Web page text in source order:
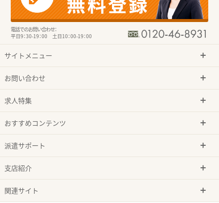
電話でのお問い合わせ：
平日9：30-19：00 土日10：00-19：00
サイトメニュー
お問い合わせ
求人特集
おすすめコンテンツ
派遣サポート
支店紹介
関連サイト